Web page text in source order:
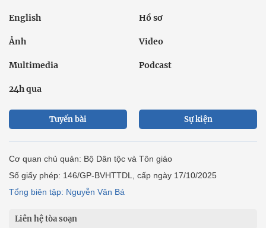
English Hồ sơ
Ảnh Video
Multimedia Podcast
24h qua
Tuyến bài Sự kiện
Cơ quan chủ quản: Bộ Dân tộc và Tôn giáo
Số giấy phép: 146/GP-BVHTTDL, cấp ngày 17/10/2025
Tổng biên tập: Nguyễn Văn Bá
Liên hệ tòa soạn